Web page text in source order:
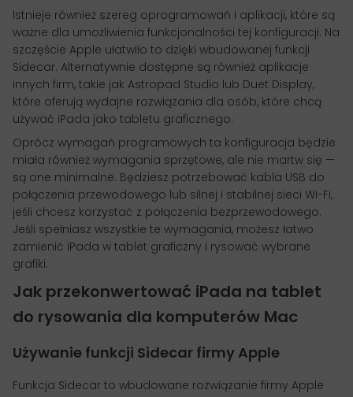
Istnieje również szereg oprogramowań i aplikacji, które są
ważne dla umożliwienia funkcjonalności tej konfiguracji. Na
szczęście Apple ułatwiło to dzięki wbudowanej funkcji
Sidecar. Alternatywnie dostępne są również aplikacje
innych firm, takie jak Astropad Studio lub Duet Display,
które oferują wydajne rozwiązania dla osób, które chcą
używać iPada jako tabletu graficznego.
Oprócz wymagań programowych ta konfiguracja będzie
miała również wymagania sprzętowe, ale nie martw się —
są one minimalne. Będziesz potrzebować kabla USB do
połączenia przewodowego lub silnej i stabilnej sieci Wi-Fi,
jeśli chcesz korzystać z połączenia bezprzewodowego.
Jeśli spełniasz wszystkie te wymagania, możesz łatwo
zamienić iPada w tablet graficzny i rysować wybrane
grafiki.
Jak przekonwertować iPada na tablet
do rysowania dla komputerów Mac
Używanie funkcji Sidecar firmy Apple
Funkcja Sidecar to wbudowane rozwiązanie firmy Apple